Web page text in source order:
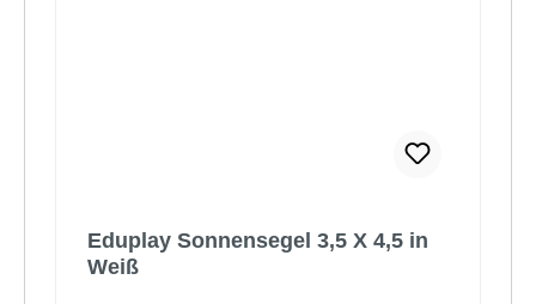
Eduplay Sonnensegel 3,5 X 4,5 in
Weiß